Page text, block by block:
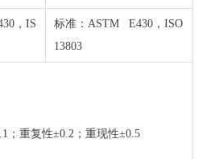
，IS
标准：ASTM E430，ISO
13803
；重复性±0.2；重现性±0.5